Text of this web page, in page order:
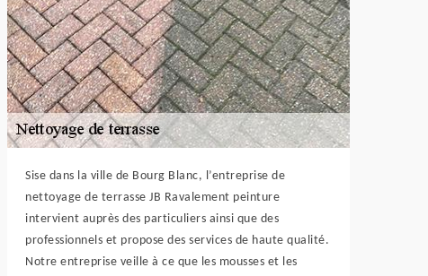
Sise dans la ville de Bourg Blanc, l’entreprise de
nettoyage de terrasse JB Ravalement peinture
intervient auprès des particuliers ainsi que des
professionnels et propose des services de haute qualité.
Notre entreprise veille à ce que les mousses et les